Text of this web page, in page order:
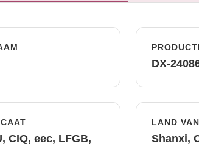
DX-
CIQ, eec, LFGB,
LAND
Shanxi,